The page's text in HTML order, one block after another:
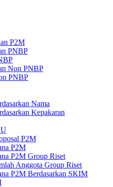
P2M
PNBP
Non PNBP
PNBP
Nama
Kepakaran
P2M
P2M
P2M Group Riset
Anggota Group Riset
P2M Berdasarkan SKIM